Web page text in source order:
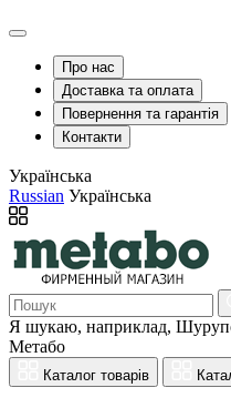
Про нас
Доставка та оплата
Повернення та гарантія
Контакти
Українська
Russian Українська
Я шукаю, наприклад,
Метабо
Каталог товарів